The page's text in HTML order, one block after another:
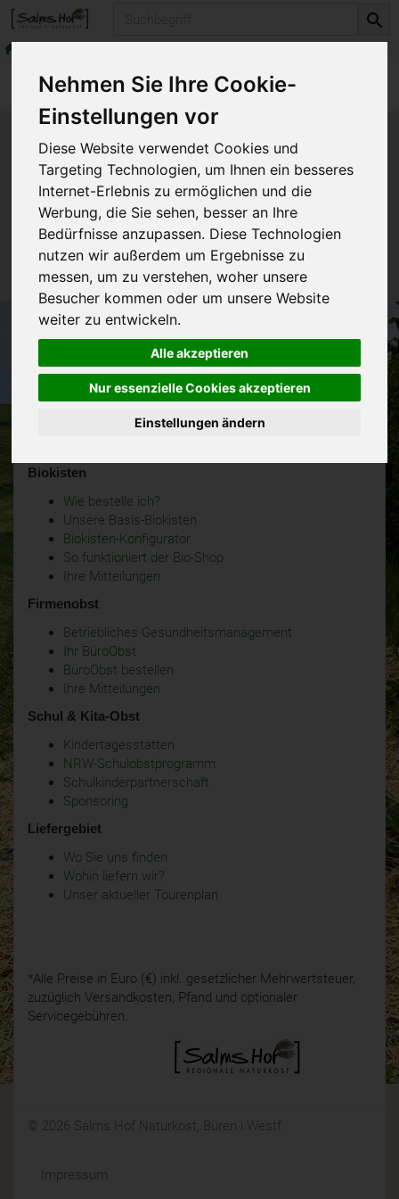
Nehmen Sie Ihre Cookie-
Einstellungen vor
Diese Website verwendet Cookies und
Targeting Technologien, um Ihnen ein besseres
Internet-Erlebnis zu ermöglichen und die
Werbung, die Sie sehen, besser an Ihre
Bedürfnisse anzupassen. Diese Technologien
nutzen wir außerdem um Ergebnisse zu
messen, um zu verstehen, woher unsere
Besucher kommen oder um unsere Website
weiter zu entwickeln.
Alle akzeptieren
Nur essenzielle Cookies akzeptieren
Einstellungen ändern
Produkte
Vorratskammer
Konserven & Fertiges
Fertiges für Zwischendurch
Produkt "Kartoffel Püree
Natur" nicht verfügbar.
Das von Ihnen gesuchte Produkt ist leider zur Zeit
nicht verfügbar.
Biokisten
Wie bestelle ich?
Unsere Basis-Biokisten
Biokisten-Konfigurator
So funktioniert der Bio-Shop
Ihre Mitteilungen
Firmenobst
Betriebliches Gesundheitsmanagement
Ihr BüroObst
BüroObst bestellen
Ihre Mitteilungen
Schul & Kita-Obst
Kindertagesstätten
NRW-Schulobstprogramm
Schulkinderpartnerschaft
Sponsoring
Liefergebiet
Wo Sie uns finden
Wohin liefern wir?
Unser aktueller Tourenplan
*Alle Preise in Euro (€) inkl. gesetzlicher Mehrwertsteuer,
zuzüglich Versandkosten, Pfand und optionaler
Servicegebühren.
© 2026 Salms Hof Naturkost, Büren i.Westf.
Impressum